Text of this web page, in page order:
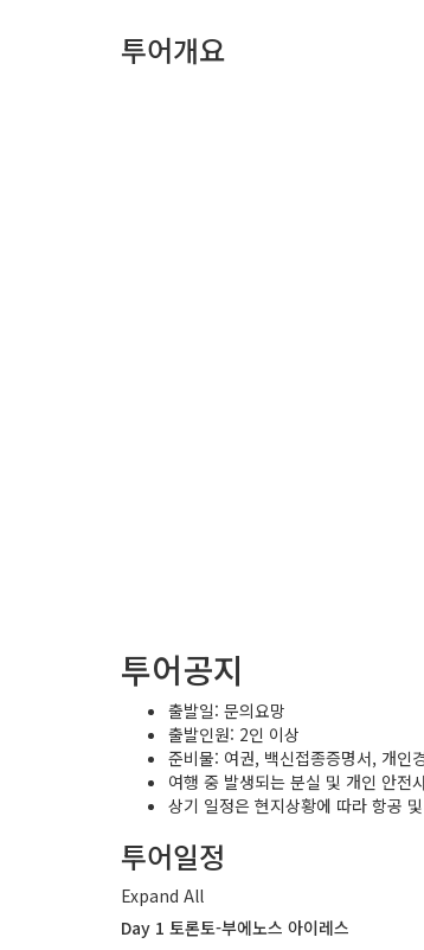
투어개요
투어공지
출발일: 문의요망
출발인원: 2인 이상
준비물: 여권, 백신접종증명서, 개인
여행 중 발생되는 분실 및 개인 안전
상기 일정은 현지상황에 따라 항공
투어일정
Expand All
Day 1 토론토-부에노스 아이레스